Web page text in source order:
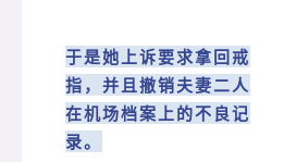
于是她上诉要求拿回戒
指，并且撤销夫妻二人
在机场档案上的不良记
录。